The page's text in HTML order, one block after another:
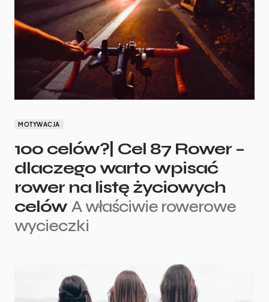
MOTYWACJA
100 celów?| Cel 87 Rower –
dlaczego warto wpisać
rower na listę życiowych
celów A właściwie rowerowe
wycieczki